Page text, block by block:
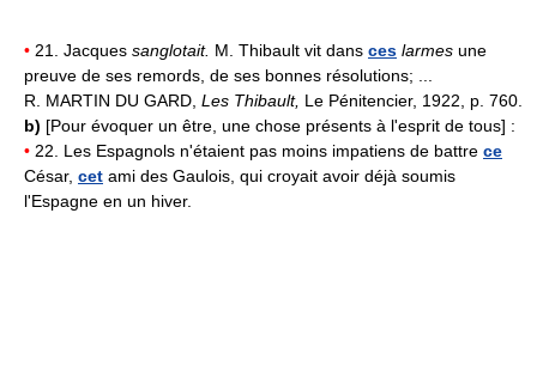
• 21. Jacques sanglotait. M. Thibault vit dans ces larmes une
preuve de ses remords, de ses bonnes résolutions; ...
R. MARTIN DU GARD, Les Thibault, Le Pénitencier, 1922, p. 760.
b) [Pour évoquer un être, une chose présents à l'esprit de tous] :
• 22. Les Espagnols n'étaient pas moins impatiens de battre ce
César, cet ami des Gaulois, qui croyait avoir déjà soumis
l'Espagne en un hiver.